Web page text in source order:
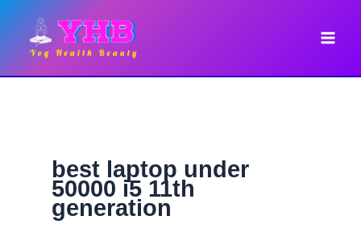
content
best laptop under
50000 i5 11th
generation